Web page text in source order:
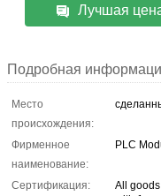
Лучшая
Подробная
Место
происхождения:
Фирменное
наименование:
PLC
Сертификация:
All